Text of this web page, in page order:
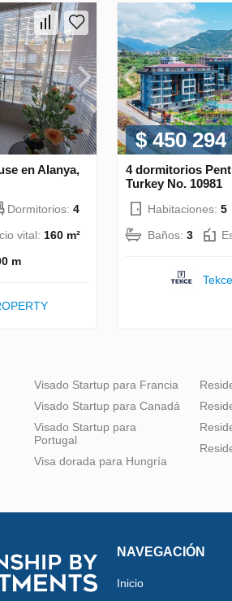
en Alanya,
Dormitorios: 4
vital: 160 m²
m
$ 450 294
4 dormitorios
Turkey No. 10981
Habitaciones: 5
Baños: 3
Visado Startup para Francia
Visado Startup para Canadá
Visado Startup para
Portugal
Visa dorada para Hungría
NAVEGACIÓN
Inicio